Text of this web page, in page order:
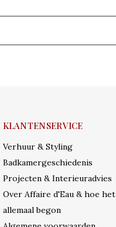
KLANTENSERVICE
Verhuur & Styling
Badkamergeschiedenis
Projecten & Interieuradvies
Over Affaire d'Eau & hoe het
allemaal begon